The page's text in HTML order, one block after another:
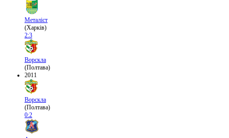
Металіст
(Харків)
2:3
Ворскла
(Полтава)
2011
Ворскла
(Полтава)
0:2